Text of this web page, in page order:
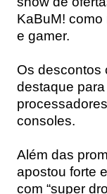
KaBuM!
e gamer.
Os descontos
destaque
consoles.
Além das
apostou forte
com “super